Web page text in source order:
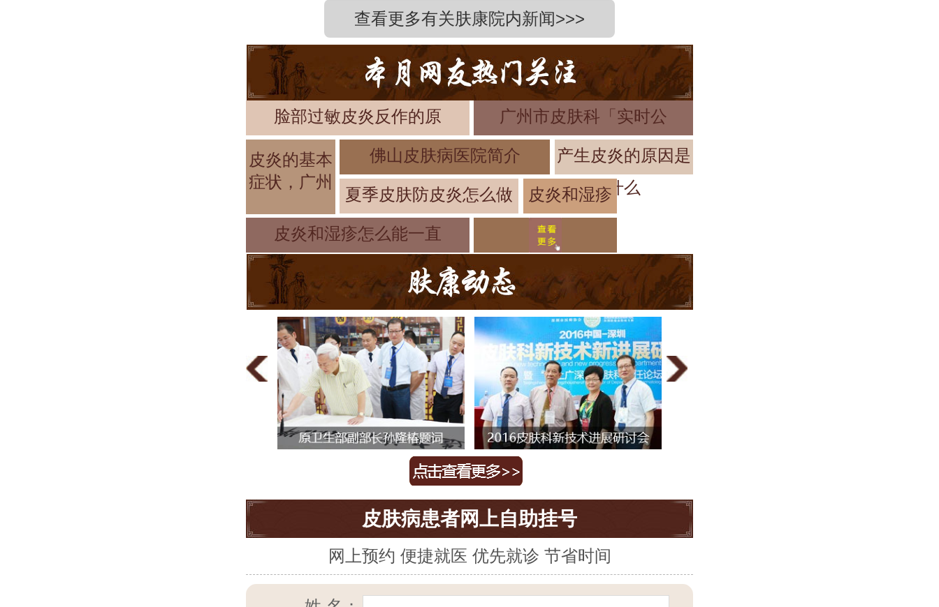
查看更多有关肤康院内新闻>>>
脸部过敏皮炎反作的原 广州市皮肤科「实时公
皮炎的基本
症状，广州
佛山皮肤病医院简介
产生皮炎的原因是
什么
夏季皮肤防皮炎怎么做
皮炎和湿疹
怎么治疗合
皮炎和湿疹怎么能一直
皮肤病患者网上自助挂号
网上预约 便捷就医 优先就诊 节省时间